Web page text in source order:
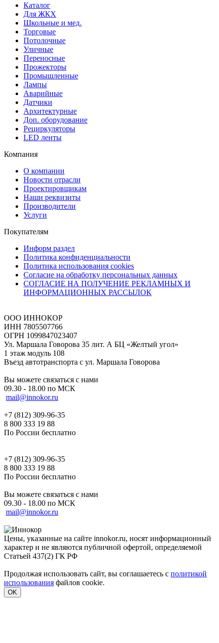
Каталог
Для ЖКХ
Школьные и мед.
Торговые
Потолочные
Уличные
Переносные
Прожекторы
Промышленные
Лампы
Аварийные
Датчики
Архитектурные
Доп. оборудование
Рециркуляторы
LED ленты
Компания
О компании
Новости отрасли
Проектировщикам
Наши реквизиты
Производители
Услуги
Покупателям
Информ раздел
Политика конфиденциальности
Политика использования cookies
Согласие на обработку персональных данных
СОГЛАСИЕ НА ПОЛУЧЕНИЕ РЕКЛАМНЫХ И
ИНФОРМАЦИОННЫХ РАССЫЛОК
ООО ИННОКОР
ИНН 7805507766
ОГРН 1099847023407
Ул. Маршала Говорова 35 лит. А БЦ «Желтый угол»
1 этаж модуль 108
Въезд автотранспорта с ул. Маршала Говорова
Вы можете связаться с нами
09.30 - 18.00 по МСК
mail@innokor.ru
+7 (812) 309-96-35
8 800 333 19 88
По России бесплатно
+7 (812) 309-96-35
8 800 333 19 88
По России бесплатно
Вы можете связаться с нами
09.30 - 18.00 по МСК
mail@innokor.ru
Цены, указанные на сайте innokor.ru, носят информационный
характер и не являются публичной офертой, определяемой
Статьей 437(2) ГК РФ
Продолжая использовать сайт, вы соглашаетесь с политикой
использования файлов cookie.
OK